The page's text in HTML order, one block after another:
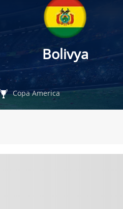
Bolivya
Copa America